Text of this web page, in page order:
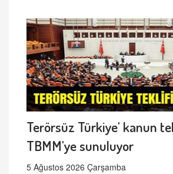
Terörsüz Türkiye' kanun
TBMM'ye sunuluyor
5 Ağustos 2026 Çarşamba